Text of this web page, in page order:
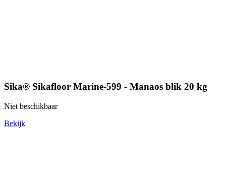
Sika® Sikafloor Marine-599 - Manaos blik 20 kg
Niet beschikbaar
Bekijk